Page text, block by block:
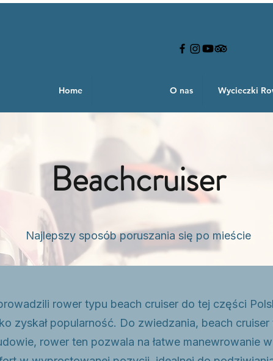
Home O nas Wycieczki
Beachcruiser
Najlepszy sposób poruszania się po mieście
rower typu beach cruiser do tej części
zyskał popularność. Do zwiedzania, beach
rower ten pozwala na łatwe manewrowanie